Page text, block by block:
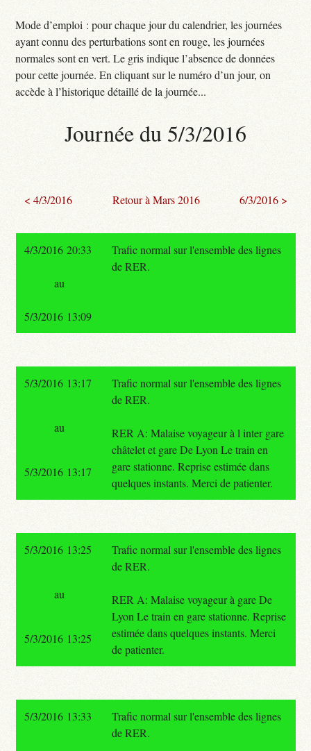
Mode d’emploi : pour chaque jour du calendrier, les journées
ayant connu des perturbations sont en rouge, les journées
normales sont en vert. Le gris indique l’absence de données
pour cette journée. En cliquant sur le numéro d’un jour, on
accède à l’historique détaillé de la journée...
Journée du 5/3/2016
< 4/3/2016 Retour à Mars 2016 6/3/2016 >
4/3/2016 20:33
Trafic normal sur l'ensemble des lignes
de RER.
au
5/3/2016 13:09
5/3/2016 13:17
Trafic normal sur l'ensemble des lignes
de RER.
RER A: Malaise voyageur à l inter gare
châtelet et gare De Lyon Le train en
gare stationne. Reprise estimée dans
quelques instants. Merci de patienter.
au
5/3/2016 13:17
5/3/2016 13:25
Trafic normal sur l'ensemble des lignes
de RER.
RER A: Malaise voyageur à gare De
Lyon Le train en gare stationne. Reprise
estimée dans quelques instants. Merci
de patienter.
au
5/3/2016 13:25
5/3/2016 13:33
Trafic normal sur l'ensemble des lignes
de RER.